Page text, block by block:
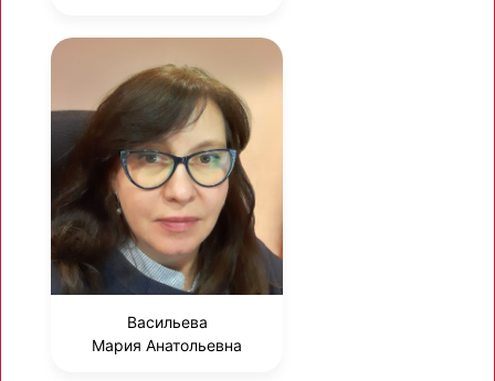
Васильева
Мария Анатольевна